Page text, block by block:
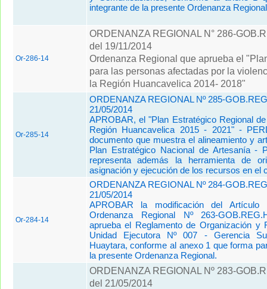
integrante de la presente Ordenanza
Or-286-14
ORDENANZA REGIONAL N° 286-
del 19/11/2014
Ordenanza Regional que aprueba el
para las personas afectadas por la
la Región Huancavelica 2014- 2018"
Or-285-14
ORDENANZA REGIONAL Nº 285-
21/05/2014
APROBAR, el "Plan Estratégico Regional
Región Huancavelica 2015 - 2021" -
documento que muestra el alineamiento y
Plan Estratégico Nacional de Artesanía -
representa además la herramienta de
asignación y ejecución de los recursos en el
Or-284-14
ORDENANZA REGIONAL Nº 284-
21/05/2014
APROBAR la modificación del
Ordenanza Regional Nº 263-
aprueba el Reglamento de Organización y
Unidad Ejecutora Nº 007 - Gerencia
Huaytara, conforme al anexo 1 que forma
la presente Ordenanza Regional.
ORDENANZA REGIONAL Nº 283-
del 21/05/2014